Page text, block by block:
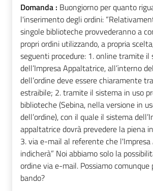
Domanda : Buongiorno per quanto
l'inserimento degli ordini:
singole biblioteche provvederanno a
propri ordini utilizzando, a propria
seguenti procedure: 1. online tramite il
dell’Impresa Appaltatrice, all’interno
dell’ordine deve essere chiaramente
estraibile; 2. tramite il sistema in uso
biblioteche (Sebina, nella versione in
dell’ordine), con il quale il sistema
appaltatrice dovrà prevedere la piena
3. via e-mail al referente che
indicherà” Noi abbiamo solo la
ordine via e-mail. Possiamo comunque
bando?